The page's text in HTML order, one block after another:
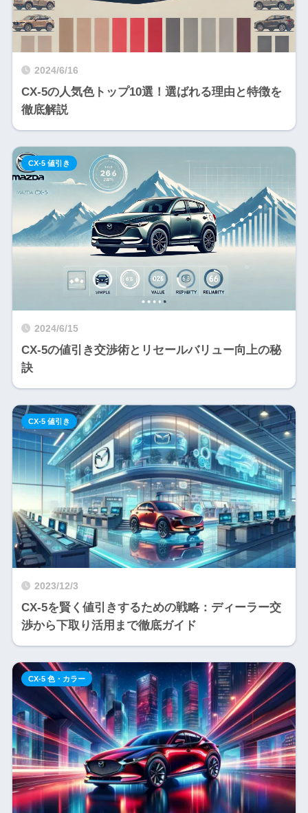
2024/6/16
CX-5の人気色トップ10選！選ばれる理由と特徴を
徹底解説
2024/6/15
CX-5の値引き交渉術とリセールバリュー向上の秘
訣
CX-5 値引き
2023/12/3
CX-5を賢く値引きするための戦略：ディーラー交
渉から下取り活用まで徹底ガイド
CX-5 値引き
CX-5 色・カラー